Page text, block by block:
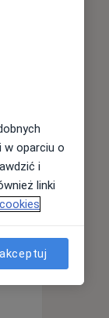
Pon,
10 Sie
w oparciu o
i
linki